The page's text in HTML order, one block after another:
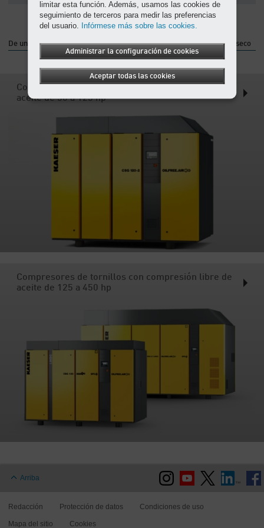
De un vistazo detallado a nuestros compresores de tornillo rotativo seco
Compresores de tornillos con compresión libre de
aceite de 50 a 125 hp
Compresores de tornillos con compresión libre de
aceite de 125 a 450 hp
Arriba
Redacción Protección de datos Condiciones de uso
Mapa del sitio Cookies
limitar esta función. Además, usamos las cookies de
seguimiento de terceros para medir las preferencias
del usuario. Infórmese más sobre las cookies.
Administrar la configuración de cookies
Aceptar todas las cookies